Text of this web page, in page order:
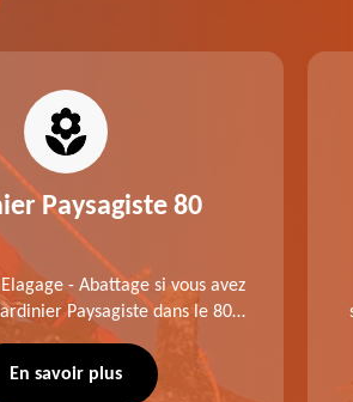
Paysagiste 80
- Abattage si vous avez
Paysagiste dans le 80
intervention est exécutée
en vigueur. Découvrez un
grâce à notre équipe.
En savoir plus